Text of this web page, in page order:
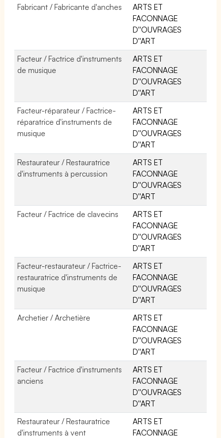
Fabricant / Fabricante d'anches
ARTS ET
FACONNAGE
D''OUVRAGES
D''ART
Facteur / Factrice d'instruments
de musique
ARTS ET
FACONNAGE
D''OUVRAGES
D''ART
Facteur-réparateur / Factrice-
réparatrice d'instruments de
musique
ARTS ET
FACONNAGE
D''OUVRAGES
D''ART
Restaurateur / Restauratrice
d'instruments à percussion
ARTS ET
FACONNAGE
D''OUVRAGES
D''ART
Facteur / Factrice de clavecins
ARTS ET
FACONNAGE
D''OUVRAGES
D''ART
Facteur-restaurateur / Factrice-
restauratrice d'instruments de
musique
ARTS ET
FACONNAGE
D''OUVRAGES
D''ART
Archetier / Archetière
ARTS ET
FACONNAGE
D''OUVRAGES
D''ART
Facteur / Factrice d'instruments
anciens
ARTS ET
FACONNAGE
D''OUVRAGES
D''ART
Restaurateur / Restauratrice
d'instruments à vent
ARTS ET
FACONNAGE